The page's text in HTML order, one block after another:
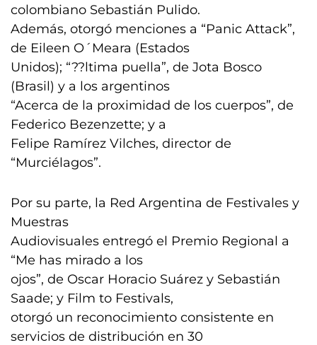
colombiano Sebastián Pulido.
Además, otorgó menciones a “Panic Attack”,
de Eileen O´Meara (Estados
Unidos); “??ltima puella”, de Jota Bosco
(Brasil) y a los argentinos
“Acerca de la proximidad de los cuerpos”, de
Federico Bezenzette; y a
Felipe Ramírez Vilches, director de
“Murciélagos”.
Por su parte, la Red Argentina de Festivales y
Muestras
Audiovisuales entregó el Premio Regional a
“Me has mirado a los
ojos”, de Oscar Horacio Suárez y Sebastián
Saade; y Film to Festivals,
otorgó un reconocimiento consistente en
servicios de distribución en 30